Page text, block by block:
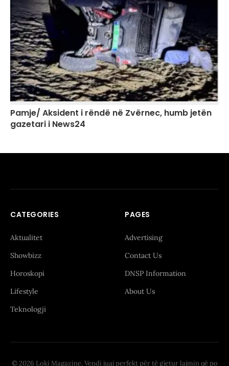
Pamje/ Aksident i rëndë në Zvërnec, humb jetën
gazetari i News24
CATEGORIES
Aktualitet
Showbizz
Horoskopi
Lifestyle
Teknologji
PAGES
Advertising
Contact Us
DNSP Information
About Us
© 2026 Loki Magazine. Vendi juaj perfekt për të gjetur lajmin që po